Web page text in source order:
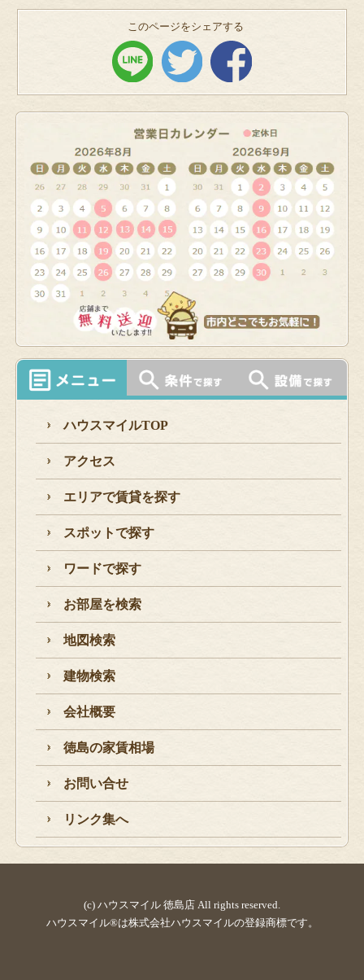
このページをシェアする
ハウスマイルTOP
アクセス
エリアで賃貸を探す
スポットで探す
ワードで探す
お部屋を検索
地図検索
建物検索
会社概要
徳島の家賃相場
お問い合せ
リンク集へ
(c) ハウスマイル 徳島店 All rights reserved.
ハウスマイル®は株式会社ハウスマイルの登録商標です。